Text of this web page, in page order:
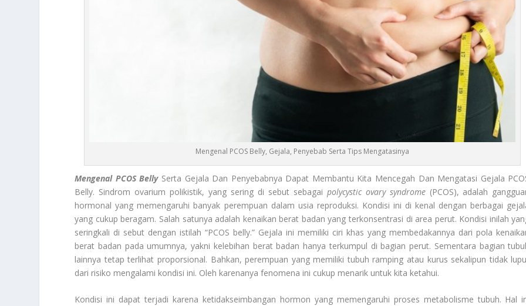
Mengenal PCOS Belly, Gejala, Penyebab Serta Tips Mengatasinya
Mengenal PCOS BellySerta Gejala Dan Penyebabnya Dapat Membantu Kita Mencegah Dan Mengatasi Gejala
Belly. Sindrom ovarium polikistik, yang sering di sebut sebagai polycystic ovary syndrome(PCOS), adalah
hormonal yang memengaruhi banyak perempuan dalam usia reproduksi. Kondisi ini di kenal dengan berbagai
yang cukup beragam. Salah satunya adalah kenaikan berat badan yang terkonsentrasi di area perut. Kondisi inilah
seringkali di sebut dengan istilah “PCOS belly.” Gejala ini memiliki ciri khas yang membedakannya dari pola
berat badan pada umumnya, yakni kelebihan berat badan hanya terkumpul di bagian perut. Sementara bagian
lainnya tetap terlihat proporsional. Bahkan, perempuan yang memiliki tubuh ramping atau kurus sekalipun tidak
dari risiko mengalami kondisi ini. Oleh karenanya fenomena ini cukup menarik untuk kita ketahui.
Kondisi ini dapat terjadi karena ketidakseimbangan hormon yang memengaruhi proses metabolisme tubuh. Hal